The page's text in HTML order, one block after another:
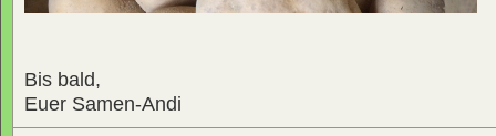
Bis bald,
Euer Samen-Andi